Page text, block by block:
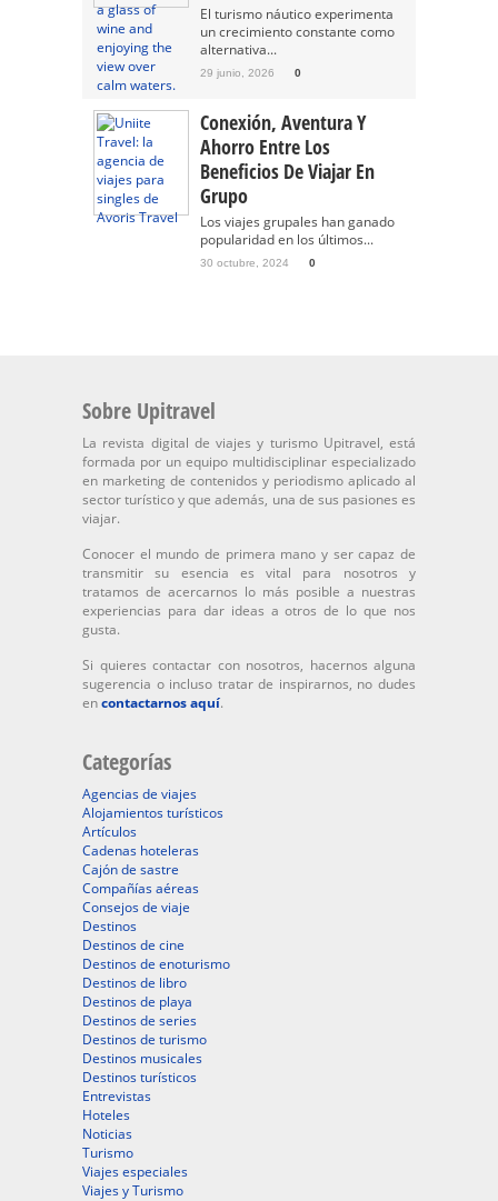
El turismo náutico experimenta
un crecimiento constante como
alternativa...
29 junio, 2026 0
Conexión, Aventura Y
Ahorro Entre Los
Beneficios De Viajar En
Grupo
Los viajes grupales han ganado
popularidad en los últimos...
30 octubre, 2024 0
Sobre Upitravel
La revista digital de viajes y turismo Upitravel, está
formada por un equipo multidisciplinar especializado
en marketing de contenidos y periodismo aplicado al
sector turístico y que además, una de sus pasiones es
viajar.
Conocer el mundo de primera mano y ser capaz de
transmitir su esencia es vital para nosotros y
tratamos de acercarnos lo más posible a nuestras
experiencias para dar ideas a otros de lo que nos
gusta.
Si quieres contactar con nosotros, hacernos alguna
sugerencia o incluso tratar de inspirarnos, no dudes
encontactarnos aquí.
Categorías
Agencias de viajes
Alojamientos turísticos
Artículos
Cadenas hoteleras
Cajón de sastre
Compañías aéreas
Consejos de viaje
Destinos
Destinos de cine
Destinos de enoturismo
Destinos de libro
Destinos de playa
Destinos de series
Destinos de turismo
Destinos musicales
Destinos turísticos
Entrevistas
Hoteles
Noticias
Turismo
Viajes especiales
Viajes y Turismo